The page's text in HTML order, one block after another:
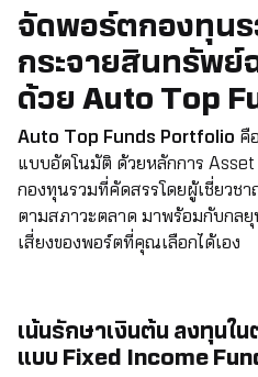
จัดพอร์ตกองทุน
กระจายสินทรัพย์
ด้วย Auto Top
Auto Top Funds Portfolio คื
แบบอัตโนมัติ ด้วยหลักการ
กองทุนรวมที่คัดสรรโดยผู้เชี่ยว
ตามสภาวะตลาด มาพร้อมกับกล
เสี่ยงของพอร์ตที่คุณเลือกได้เอง
เน้นรักษาเงินต้น ลงทุน
แบบFixed Income